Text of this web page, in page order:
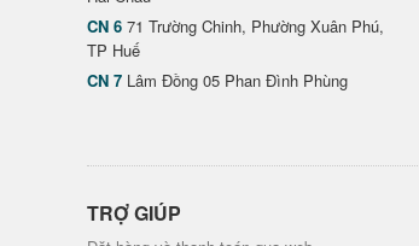
CN 6 71 Trường Chinh, Phường Xuân Phú,
TP Huế
CN 7 Lâm Đồng 05 Phan Đình Phùng
TRỢ GIÚP